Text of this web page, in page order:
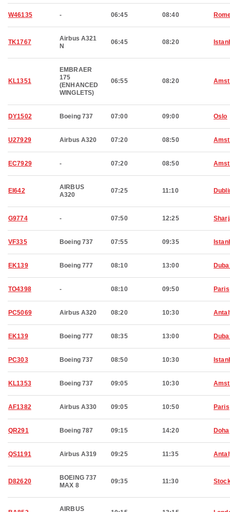
W46135 - 06:45 08:40
TK1767
Airbus A321
N
06:45 08:20
KL1351
EMBRAER
175
(ENHANCED
WINGLETS)
06:55 08:20
DY1502 Boeing 737 07:00 09:00 Oslo
U27929 Airbus A320 07:20 08:50
EC7929 - 07:20 08:50
EI642
AIRBUS
A320
07:25 11:10
G9774 - 07:50 12:25
VF335 Boeing 737 07:55 09:35
EK139 Boeing 777 08:10 13:00
TO4398 - 08:10 09:50 Paris
PC5069 Airbus A320 08:20 10:30
EK139 Boeing 777 08:35 13:00
PC303 Boeing 737 08:50 10:30
KL1353 Boeing 737 09:05 10:30
AF1382 Airbus A330 09:05 10:50 Paris
QR291 Boeing 787 09:15 14:20 Doha
QS1191 Airbus A319 09:25 11:35
D82620
BOEING 737
MAX 8
09:35 11:30
AIRBUS